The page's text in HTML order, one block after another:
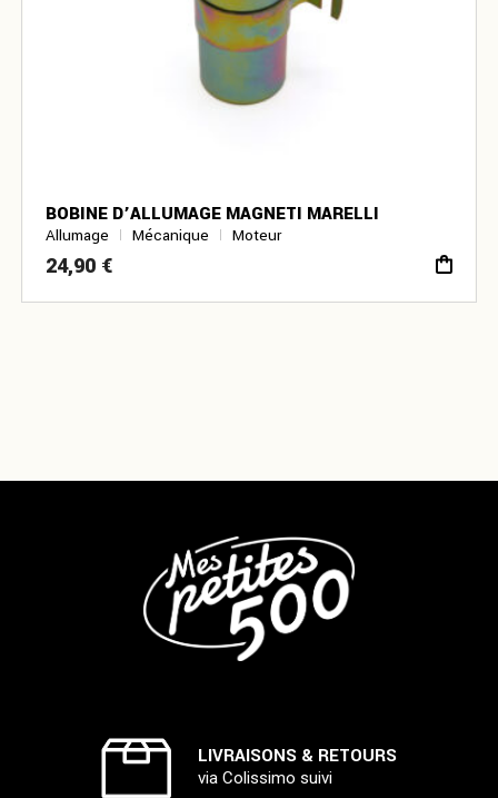
BOBINE D’ALLUMAGE MAGNETI MARELLI
Allumage Mécanique Moteur
24,90 €
LIVRAISONS & RETOURS
via Colissimo suivi